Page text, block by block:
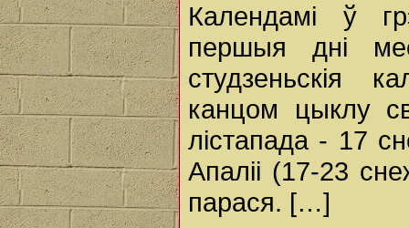
Календамі ў
першыя дні
студзеньскія
канцом цыклу
лістапада - 17
Апаліі (17-23
парася. […]